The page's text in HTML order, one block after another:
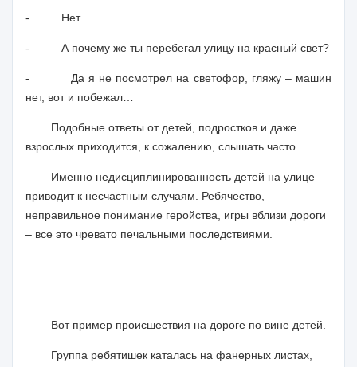
- Нет…
- А почему же ты перебегал улицу на красный свет?
-
Да я не посмотрел на светофор, гляжу – машин
нет, вот и побежал…
Подобные ответы от детей, подростков и даже
взрослых приходится, к сожалению, слышать часто.
Именно недисциплинированность детей на улице
приводит к несчастным случаям. Ребячество,
неправильное понимание геройства, игры вблизи дороги
– все это чревато печальными последствиями.
Вот пример происшествия на дороге по вине детей.
Группа ребятишек каталась на фанерных листах,